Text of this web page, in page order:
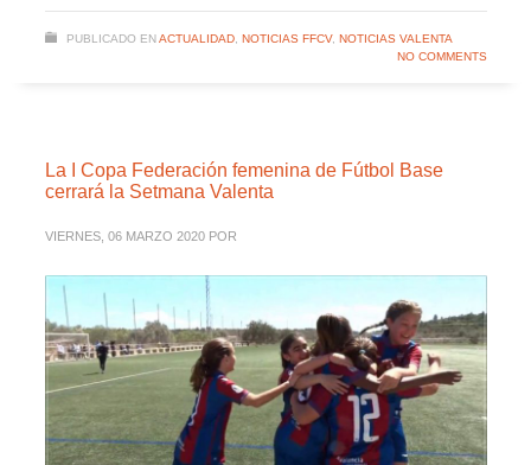
PUBLICADO EN ACTUALIDAD, NOTICIAS FFCV, NOTICIAS VALENTA
NO COMMENTS
La I Copa Federación femenina de Fútbol Base
cerrará la Setmana Valenta
VIERNES, 06 MARZO 2020 POR